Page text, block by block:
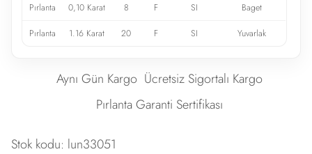
Pırlanta 0,10 Karat 8 F SI Baget
Pırlanta 1.16 Karat 20 F SI Yuvarlak
Aynı Gün Kargo Ücretsiz Sigortalı Kargo
Pırlanta Garanti Sertifikası
Stok kodu: lun33051